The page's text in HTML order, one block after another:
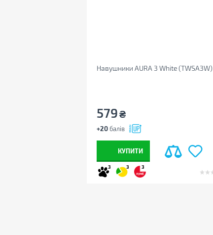
Навушники AURA 3 White (TWSA3W)
579₴
+20 балів
КУПИТИ
3 3 3